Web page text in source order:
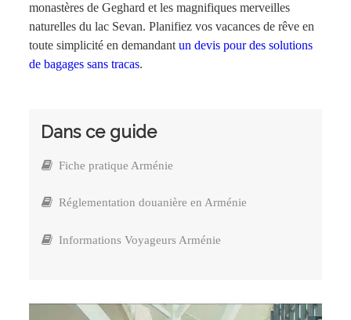
monastères de Geghard et les magnifiques merveilles
naturelles du lac Sevan. Planifiez vos vacances de rêve en
toute simplicité en demandantun devis pour des solutions
de bagages sans tracas.
Dans ce guide
Fiche pratique Arménie
Réglementation douanière en Arménie
Informations Voyageurs Arménie